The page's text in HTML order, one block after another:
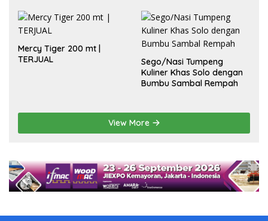
Mercy Tiger 200 mt |
TERJUAL
Sego/Nasi Tumpeng
Kuliner Khas Solo dengan
Bumbu Sambal Rempah
View More